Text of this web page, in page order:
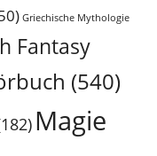
Griechische Mythologie
Fantasy
(540)
Magie